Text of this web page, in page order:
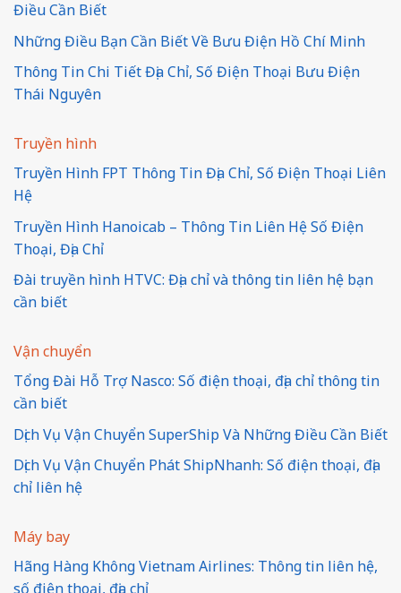
Điều Cần Biết
Những Điều Bạn Cần Biết Về Bưu Điện Hồ Chí Minh
Thông Tin Chi Tiết Địa Chỉ, Số Điện Thoại Bưu Điện
Thái Nguyên
Truyền hình
Truyền Hình FPT Thông Tin Địa Chỉ, Số Điện Thoại Liên
Hệ
Truyền Hình Hanoicab – Thông Tin Liên Hệ Số Điện
Thoại, Địa Chỉ
Đài truyền hình HTVC: Địa chỉ và thông tin liên hệ bạn
cần biết
Vận chuyển
Tổng Đài Hỗ Trợ Nasco: Số điện thoại, địa chỉ thông tin
cần biết
Dịch Vụ Vận Chuyển SuperShip Và Những Điều Cần Biết
Dịch Vụ Vận Chuyển Phát ShipNhanh: Số điện thoại, địa
chỉ liên hệ
Máy bay
Hãng Hàng Không Vietnam Airlines: Thông tin liên hệ,
số điện thoại, địa chỉ